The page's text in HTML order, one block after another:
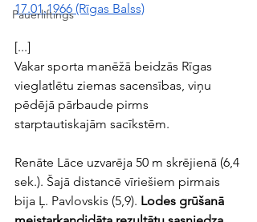
Pauerliftings
17.01.1966 (Rīgas Balss)
[...]
Vakar sporta manēžā beidzās Rīgas
vieglatlētu ziemas sacensības, viņu
pēdējā pārbaude pirms
starptautiskajām sacīkstēm.
Renāte Lāce uzvarēja 50 m skrējienā (6,4
sek.). Šajā distancē vīriešiem pirmais
bija Ļ. Pavlovskis (5,9). Lodes grūšanā